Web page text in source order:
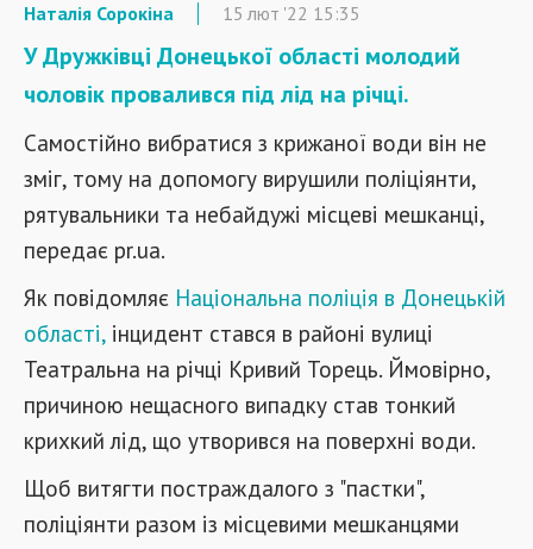
Наталія Сорокіна 15 лют '22 15:35
У Дружківці Донецької області молодий
чоловік провалився під лід на річці.
Самостійно вибратися з крижаної води він не
зміг, тому на допомогу вирушили поліціянти,
рятувальники та небайдужі місцеві мешканці,
передає pr.ua.
Як повідомляє Національна поліція в Донецькій
області, інцидент стався в районі вулиці
Театральна на річці Кривий Торець. Ймовірно,
причиною нещасного випадку став тонкий
крихкий лід, що утворився на поверхні води.
Щоб витягти постраждалого з "пастки",
поліціянти разом із місцевими мешканцями